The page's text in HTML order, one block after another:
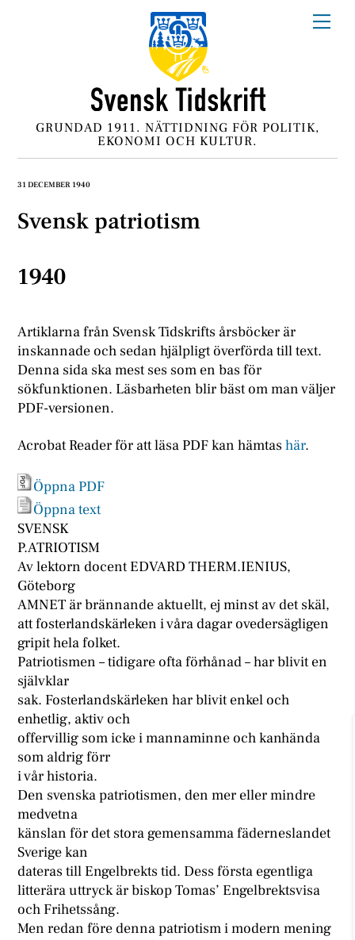
GRUNDAD 1911. NÄTTIDNING FÖR POLITIK,
EKONOMI OCH KULTUR.
31 DECEMBER 1940
Svensk patriotism
1940
Artiklarna från Svensk Tidskrifts årsböcker är
inskannade och sedan hjälpligt överförda till text.
Denna sida ska mest ses som en bas för
sökfunktionen. Läsbarheten blir bäst om man väljer
PDF-versionen.
Acrobat Reader för att läsa PDF kan hämtashär.
Öppna PDF
Öppna text
SVENSK
P.ATRIOTISM
Av lektorn docent EDVARD THERM.IENIUS,
Göteborg
AMNET är brännande aktuellt, ej minst av det skäl,
att fosterlandskärleken i våra dagar ovedersägligen
gripit hela folket.
Patriotismen – tidigare ofta förhånad – har blivit en
självklar
sak. Fosterlandskärleken har blivit enkel och
enhetlig, aktiv och
offervillig som icke i mannaminne och kanhända
som aldrig förr
i vår historia.
Den svenska patriotismen, den mer eller mindre
medvetna
känslan för det stora gemensamma fäderneslandet
Sverige kan
dateras till Engelbrekts tid. Dess första egentliga
litterära uttryck är biskop Tomas’ Engelbrektsvisa
och Frihetssång.
Men redan före denna patriotism i modern mening